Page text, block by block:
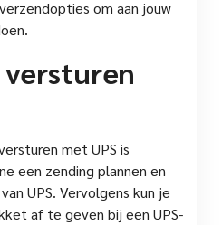
om aan jouw
met UPS is
een zending plannen en
UPS. Vervolgens kun je
af te geven bij een UPS-